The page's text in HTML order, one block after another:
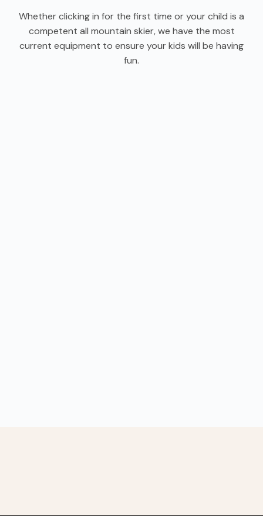
Whether clicking in for the first time or your child is a
competent all mountain skier, we have the most
current equipment to ensure your kids will be having
fun.